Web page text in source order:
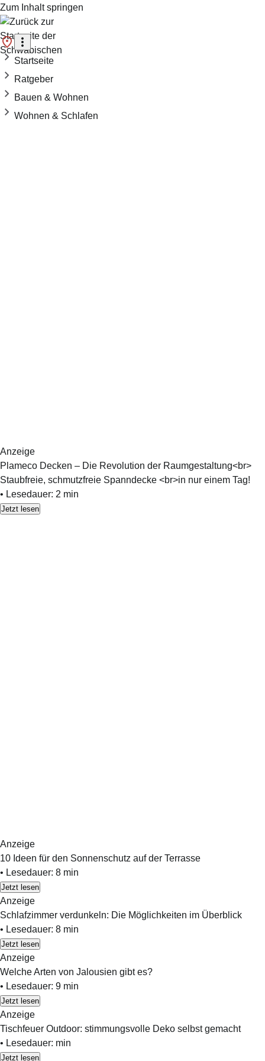
Zum Inhalt springen
Startseite
Ratgeber
Bauen & Wohnen
Wohnen & Schlafen
Anzeige
Plameco Decken – Die Revolution der Raumgestaltung<br>
Staubfreie, schmutzfreie Spanndecke <br>in nur einem Tag!
• Lesedauer: 2 min
Jetzt lesen
Anzeige
10 Ideen für den Sonnenschutz auf der Terrasse
• Lesedauer: 8 min
Jetzt lesen
Anzeige
Schlafzimmer verdunkeln: Die Möglichkeiten im Überblick
• Lesedauer: 8 min
Jetzt lesen
Anzeige
Welche Arten von Jalousien gibt es?
• Lesedauer: 9 min
Jetzt lesen
Anzeige
Tischfeuer Outdoor: stimmungsvolle Deko selbst gemacht
• Lesedauer: min
Jetzt lesen